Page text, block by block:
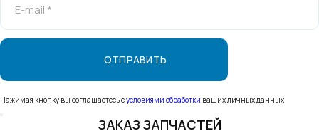
E-mail *
Нажимая кнопку вы соглашаетесь сусловиями обработки ваших личных данных
ЗАКАЗ ЗАПЧАСТЕЙ